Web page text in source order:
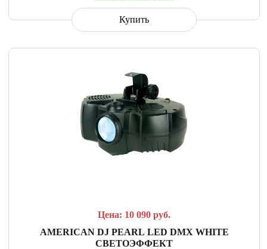
Купить
Цена: 10 090 руб.
AMERICAN DJ PEARL LED DMX WHITE
СВЕТОЭФФЕКТ